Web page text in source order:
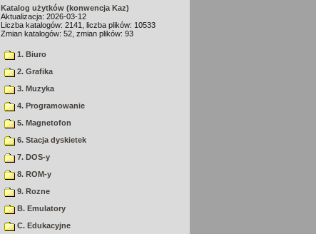
Katalog użytków (konwencja Kaz)
Aktualizacja: 2026-03-12
Liczba katalogów: 2141, liczba plików: 10533
Zmian katalogów: 52, zmian plików: 93
1. Biuro
2. Grafika
3. Muzyka
4. Programowanie
5. Magnetofon
6. Stacja dyskietek
7. DOS-y
8. ROM-y
9. Rozne
B. Emulatory
C. Edukacyjne